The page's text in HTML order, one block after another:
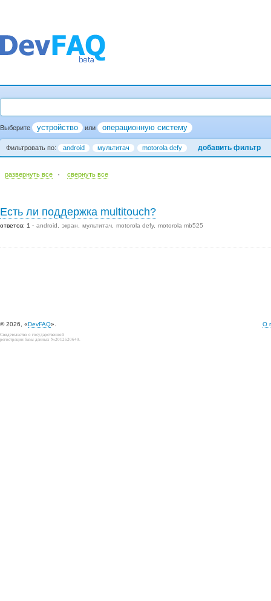
Выберите устройство или операционную систему
Фильтровать по: android мультитач motorola defy добавить фильтр
развернуть все · cвернуть все
Есть ли поддержка multitouch?
ответов: 1 android экран мультитач motorola defy motorola mb525
© 2026, «DevFAQ». О
Свидетельство о государственной
регистрации базы данных №2012620649.